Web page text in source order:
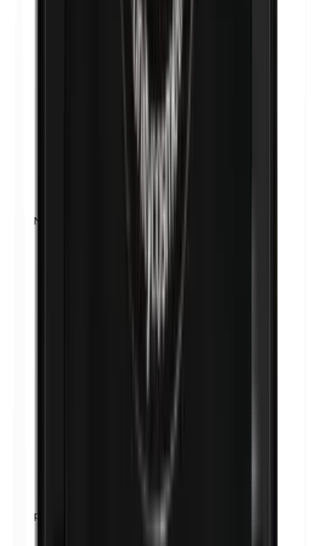
Nickel
p-Propylparabènes